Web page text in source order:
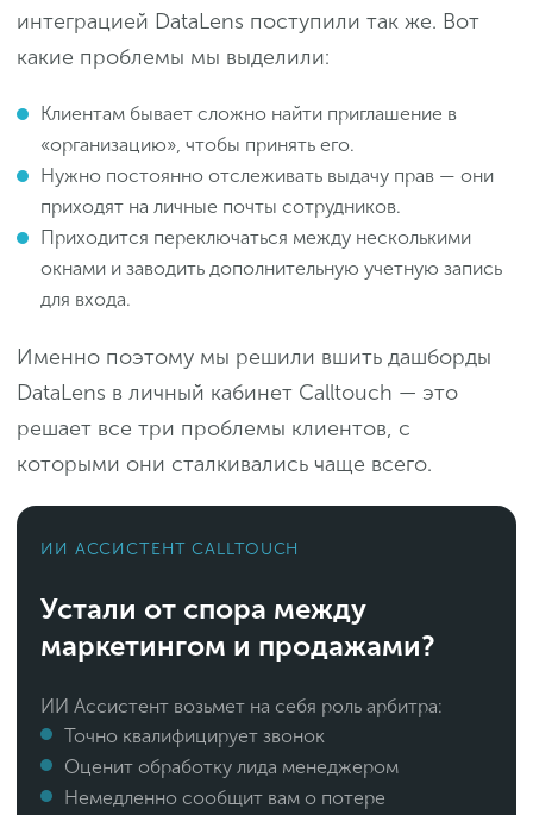
интеграцией DataLens поступили так же. Вот
какие проблемы мы выделили:
Клиентам бывает сложно найти приглашение в
«организацию», чтобы принять его.
Нужно постоянно отслеживать выдачу прав — они
приходят на личные почты сотрудников.
Приходится переключаться между несколькими
окнами и заводить дополнительную учетную запись
для входа.
Именно поэтому мы решили вшить дашборды
DataLens в личный кабинет Calltouch — это
решает все три проблемы клиентов, с
которыми они сталкивались чаще всего.
ИИ АССИСТЕНТ CALLTOUCH
Устали от спора между
маркетингом и продажами?
ИИ Ассистент возьмет на себя роль арбитра:
Точно квалифицирует звонок
Оценит обработку лида менеджером
Немедленно сообщит вам о потере